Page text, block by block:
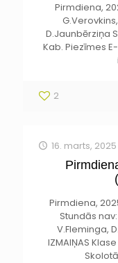
Pirmdiena,
D.Jaunbērziņa
Kab. Piezīmes
2
16. marts, 2025
Pirmdiena,
Stundās
V.Fleminga,
IZMAIŅAS